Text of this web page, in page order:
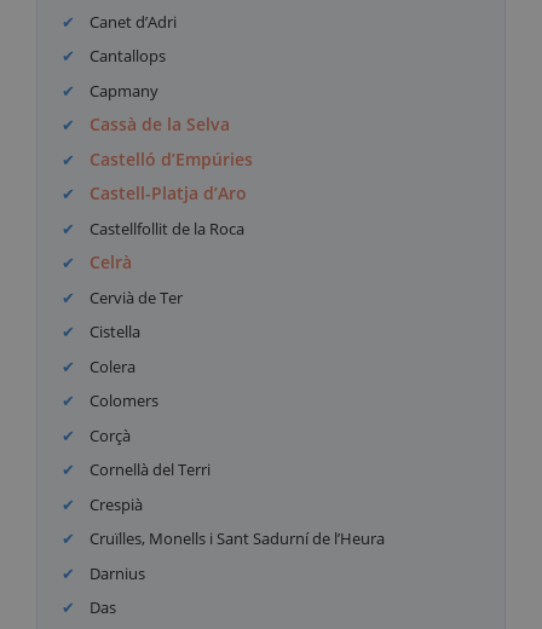
Canet d’Adri
Cantallops
Capmany
Cassà de la Selva
Castelló d’Empúries
Castell-Platja d’Aro
Castellfollit de la Roca
Celrà
Cervià de Ter
Cistella
Colera
Colomers
Corçà
Cornellà del Terri
Crespià
Cruïlles, Monells i Sant Sadurní de l’Heura
Darnius
Das